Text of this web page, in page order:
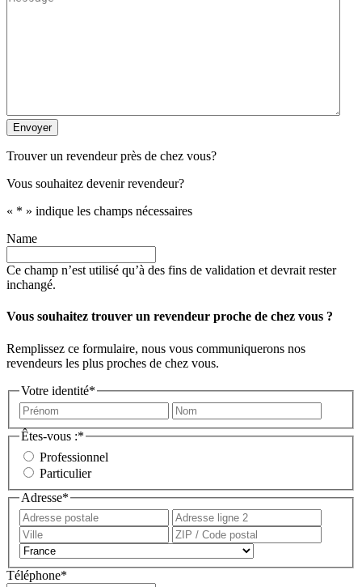
Envoyer
Trouver un revendeur près de chez vous?
Vous souhaitez devenir revendeur?
« * » indique les champs nécessaires
Name
Ce champ n’est utilisé qu’à des fins de validation et devrait rester
inchangé.
Vous souhaitez trouver un revendeur proche de chez vous ?
Remplissez ce formulaire, nous vous communiquerons nos
revendeurs les plus proches de chez vous.
Votre identité*
Prénom
Êtes-vous :*
Professionnel
Particulier
Adresse*
Adresse
postale
Ville
Téléphone*